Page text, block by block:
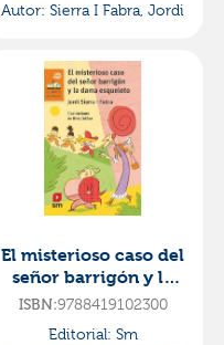
Autor: Sierra I Fabra, Jordi
El misterioso caso del
señor barrigón y la
dama esquelética
ISBN:9788419102300
Editorial: Sm